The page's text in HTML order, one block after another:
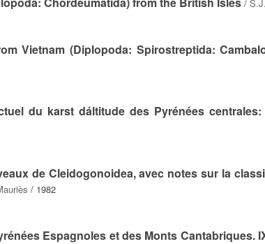
/
Vietnam (Diplopoda: Spirostreptida:
du karst dáltitude des Pyrénées centrales:
de Cleidogonoidea, avec notes sur la
/ 1982
Espagnoles et des Monts Cantabriques.